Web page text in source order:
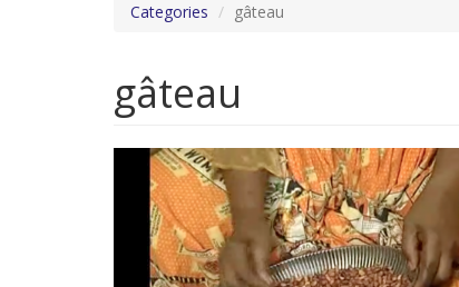
Categories gâteau
gâteau